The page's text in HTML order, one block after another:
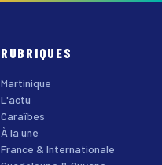
RUBRIQUES
Martinique
L'actu
Caraïbes
À la une
France & Internationale